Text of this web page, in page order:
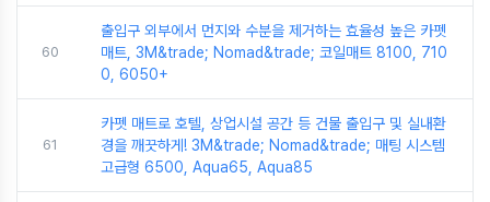
60
출입구 외부에서 먼지와 수분을 제거하는 효율성 높은 카펫
매트, 3M&trade; Nomad&trade; 코일매트 8100, 710
0, 6050+
61
카펫 매트로 호텔, 상업시설 공간 등 건물 출입구 및 실내환
경을 깨끗하게! 3M&trade; Nomad&trade; 매팅 시스템
고급형 6500, Aqua65, Aqua85